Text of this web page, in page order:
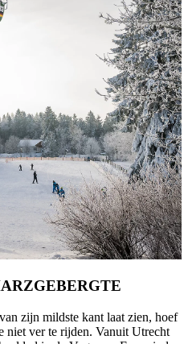
zijn mildste kant laat zien, hoef
niet ver te rijden. Vanuit Utrecht